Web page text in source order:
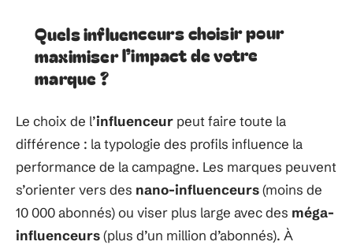
Quels influenceurs choisir pour
maximiser l’impact de votre
marque ?
Le choix de l’influenceur peut faire toute la
différence : la typologie des profils influence la
performance de la campagne. Les marques peuvent
s’orienter vers des nano-influenceurs(moins de
10 000 abonnés) ou viser plus large avec des méga-
influenceurs(plus d’un million d’abonnés). À